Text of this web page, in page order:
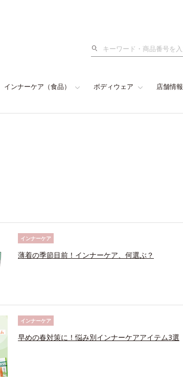
検
インナーケア（食品） ボディウェア 店舗情報
インナーケア
薄着の季節目前！インナーケア、何選ぶ？
インナーケア
早めの春対策に！悩み別インナーケアアイテム3選